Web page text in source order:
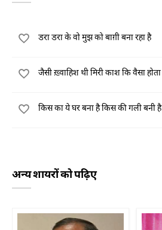
डरा डरा के वो मुझ को बाग़ी बना रहा है
जैसी ख़्वाहिश थी मिरी काश कि वैसा होता
किस का ये घर बना है किस की गली बनी है
अन्य शायरों को पढ़िए